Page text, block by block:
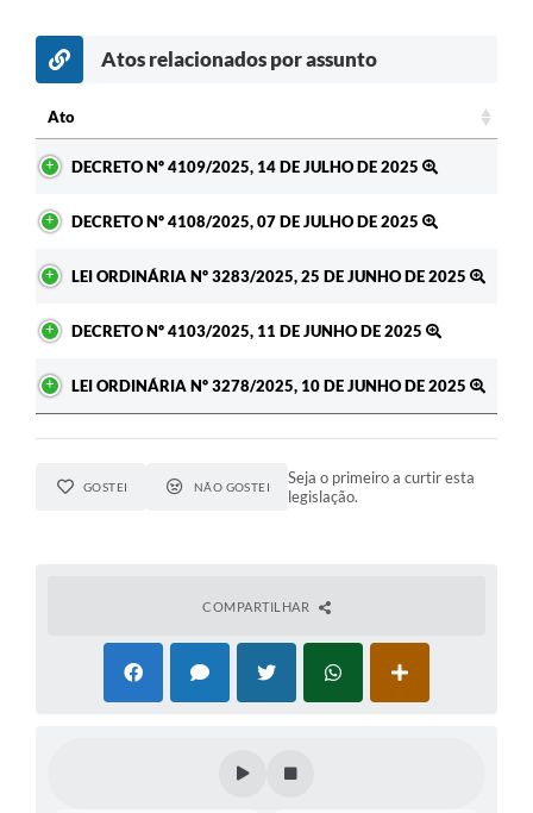
Atos relacionados por assunto
Ato
DECRETO Nº 4109/2025, 14 DE JULHO DE 2025
DECRETO Nº 4108/2025, 07 DE JULHO DE 2025
LEI ORDINÁRIA Nº 3283/2025, 25 DE JUNHO DE 2025
DECRETO Nº 4103/2025, 11 DE JUNHO DE 2025
LEI ORDINÁRIA Nº 3278/2025, 10 DE JUNHO DE 2025
GOSTEI NÃO GOSTEI
Seja o primeiro a curtir esta
legislação.
COMPARTILHAR